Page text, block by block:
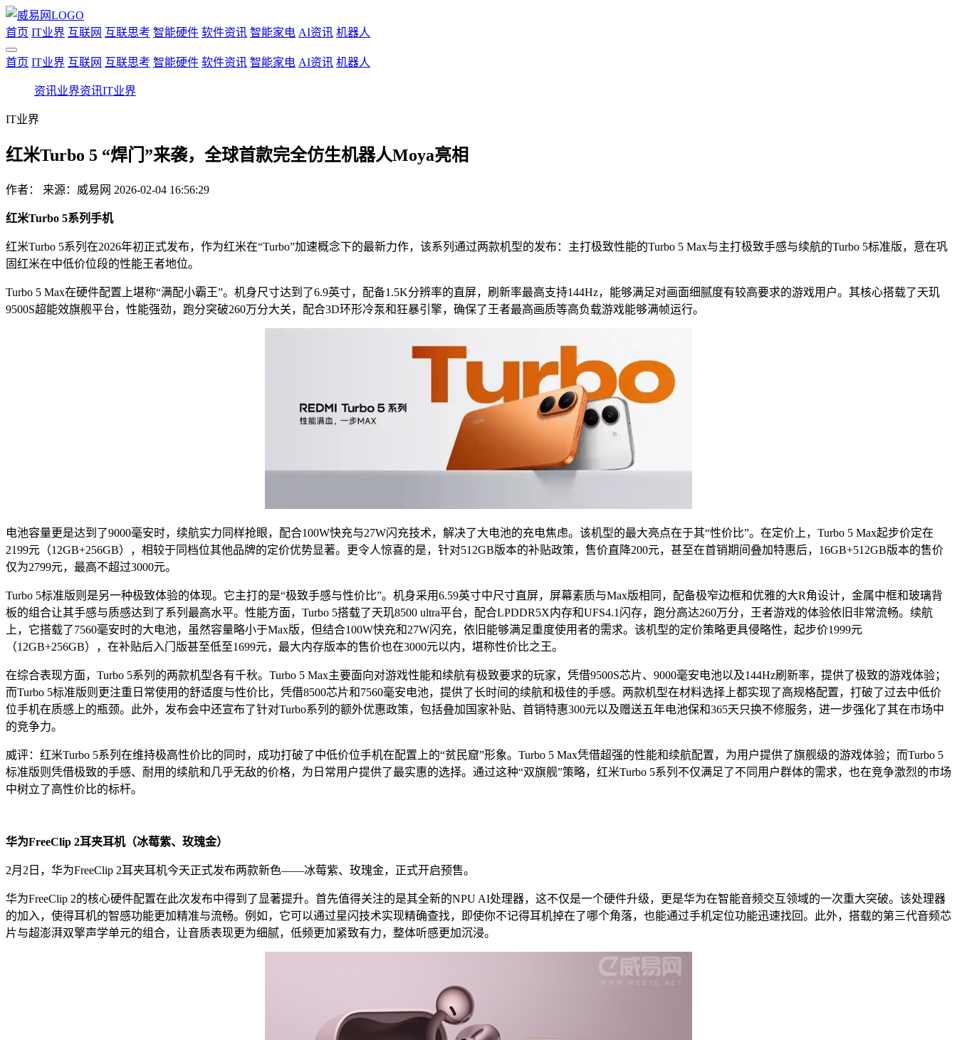
首页 IT业界 互联网 互联思考 智能硬件 软件资讯 智能家电 AI资讯 机器人
首页 IT业界 互联网 互联思考 智能硬件 软件资讯 智能家电 AI资讯 机器人
资讯业界资讯IT业界
IT业界
红米Turbo 5 “焊门”来袭，全球首款完全仿生机器人Moya亮相
作者： 来源：威易网 2026-02-04 16:56:29
红米Turbo 5系列手机
红米Turbo 5系列在2026年初正式发布，作为红米在“Turbo”加速概念下的最新力作，该系列通过两款机型的发布：主打极致性能的Turbo 5 Max与主打极致手感与续航的Turbo 5标准版，意在巩
固红米在中低价位段的性能王者地位。
Turbo 5 Max在硬件配置上堪称“满配小霸王”。机身尺寸达到了6.9英寸，配备1.5K分辨率的直屏，刷新率最高支持144Hz，能够满足对画面细腻度有较高要求的游戏用户。其核心搭载了天玑
9500S超能效旗舰平台，性能强劲，跑分突破260万分大关，配合3D环形冷泵和狂暴引擎，确保了王者最高画质等高负载游戏能够满帧运行。
电池容量更是达到了9000毫安时，续航实力同样抢眼，配合100W快充与27W闪充技术，解决了大电池的充电焦虑。该机型的最大亮点在于其“性价比”。在定价上，Turbo 5 Max起步价定在
2199元（12GB+256GB），相较于同档位其他品牌的定价优势显著。更令人惊喜的是，针对512GB版本的补贴政策，售价直降200元，甚至在首销期间叠加特惠后，16GB+512GB版本的售价
仅为2799元，最高不超过3000元。
Turbo 5标准版则是另一种极致体验的体现。它主打的是“极致手感与性价比”。机身采用6.59英寸中尺寸直屏，屏幕素质与Max版相同，配备极窄边框和优雅的大R角设计，金属中框和玻璃背
板的组合让其手感与质感达到了系列最高水平。性能方面，Turbo 5搭载了天玑8500 ultra平台，配合LPDDR5X内存和UFS4.1闪存，跑分高达260万分，王者游戏的体验依旧非常流畅。续航
上，它搭载了7560毫安时的大电池，虽然容量略小于Max版，但结合100W快充和27W闪充，依旧能够满足重度使用者的需求。该机型的定价策略更具侵略性，起步价1999元
（12GB+256GB），在补贴后入门版甚至低至1699元，最大内存版本的售价也在3000元以内，堪称性价比之王。
在综合表现方面，Turbo 5系列的两款机型各有千秋。Turbo 5 Max主要面向对游戏性能和续航有极致要求的玩家，凭借9500S芯片、9000毫安电池以及144Hz刷新率，提供了极致的游戏体验；
而Turbo 5标准版则更注重日常使用的舒适度与性价比，凭借8500芯片和7560毫安电池，提供了长时间的续航和极佳的手感。两款机型在材料选择上都实现了高规格配置，打破了过去中低价
位手机在质感上的瓶颈。此外，发布会中还宣布了针对Turbo系列的额外优惠政策，包括叠加国家补贴、首销特惠300元以及赠送五年电池保和365天只换不修服务，进一步强化了其在市场中
的竞争力。
威评：红米Turbo 5系列在维持极高性价比的同时，成功打破了中低价位手机在配置上的“贫民窟”形象。Turbo 5 Max凭借超强的性能和续航配置，为用户提供了旗舰级的游戏体验；而Turbo 5
标准版则凭借极致的手感、耐用的续航和几乎无敌的价格，为日常用户提供了最实惠的选择。通过这种“双旗舰”策略，红米Turbo 5系列不仅满足了不同用户群体的需求，也在竞争激烈的市场
中树立了高性价比的标杆。
华为FreeClip 2耳夹耳机（冰莓紫、玫瑰金）
2月2日，华为FreeClip 2耳夹耳机今天正式发布两款新色——冰莓紫、玫瑰金，正式开启预售。
华为FreeClip 2的核心硬件配置在此次发布中得到了显著提升。首先值得关注的是其全新的NPU AI处理器，这不仅是一个硬件升级，更是华为在智能音频交互领域的一次重大突破。该处理器
的加入，使得耳机的智感功能更加精准与流畅。例如，它可以通过星闪技术实现精确查找，即使你不记得耳机掉在了哪个角落，也能通过手机定位功能迅速找回。此外，搭载的第三代音频芯
片与超澎湃双擎声学单元的组合，让音质表现更为细腻，低频更加紧致有力，整体听感更加沉浸。